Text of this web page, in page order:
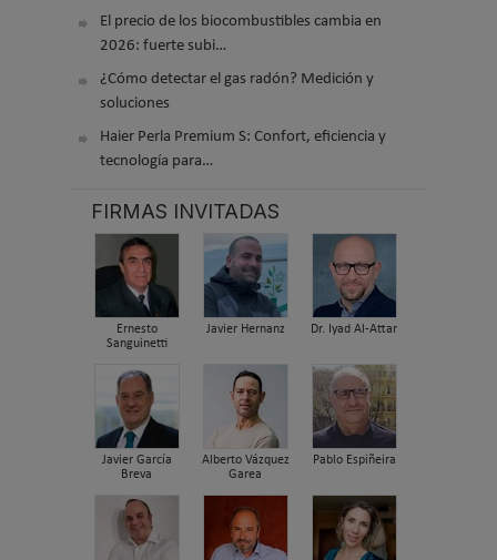
El precio de los biocombustibles cambia en
2026: fuerte subi…
¿Cómo detectar el gas radón? Medición y
soluciones
Haier Perla Premium S: Confort, eficiencia y
tecnología para…
FIRMAS INVITADAS
Ernesto
Sanguinetti
Javier Hernanz Dr. Iyad Al-Attar
Javier García
Breva
Alberto Vázquez
Garea
Pablo Espiñeira